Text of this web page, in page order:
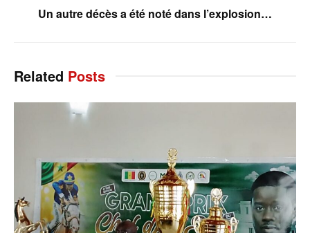
Un autre décès a été noté dans l’explosion…
Related Posts